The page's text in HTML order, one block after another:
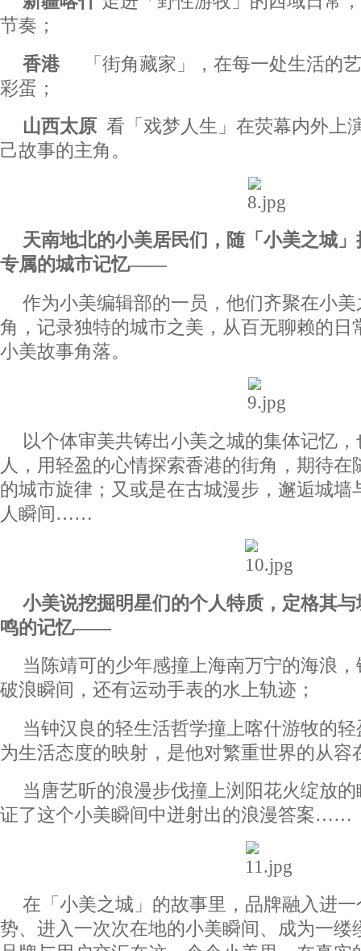
节奏；
香港「街角藏家」，在每一处生活的艺
彩蛋；
山西太原 看「戏梦人生」在荧幕内外上
己故事的主角。
天南地北的小美居民们，随「小美之城
专属的城市记忆——
作为小美编辑部的一员，他们齐聚在小
角，记录独特的城市之美，从百无聊赖的日
小美故事角落。
以个体审美共铸出小美之城的集体记忆
人，用轻盈的心情探索香港的街角，期待在
的城市旋律；又或是在古城漫步，邂逅城墙
人瞬间……
小美说挖掘明星们的个人特质，定格其
鸣的记忆——
当陈靖可的少年感撞上海南万宁的海浪
破浪瞬间，还有运动手表的水上轨迹；
当钟汉良的轻生活哲学撞上喀什游牧的
为生活态度的映射，是他对繁重世界的从容
当唐艺昕的浪漫步伐撞上浏阳花火绽放
证了这个小美瞬间中迸射出的浪漫答案……
在「小美之城」的故事里，品牌融入进
势、进入一次次在地的小美瞬间、成为一缕